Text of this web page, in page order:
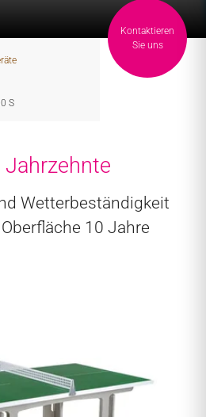
Kontaktieren
Sie uns
S
Wetterbeständigkeit
10 Jahre